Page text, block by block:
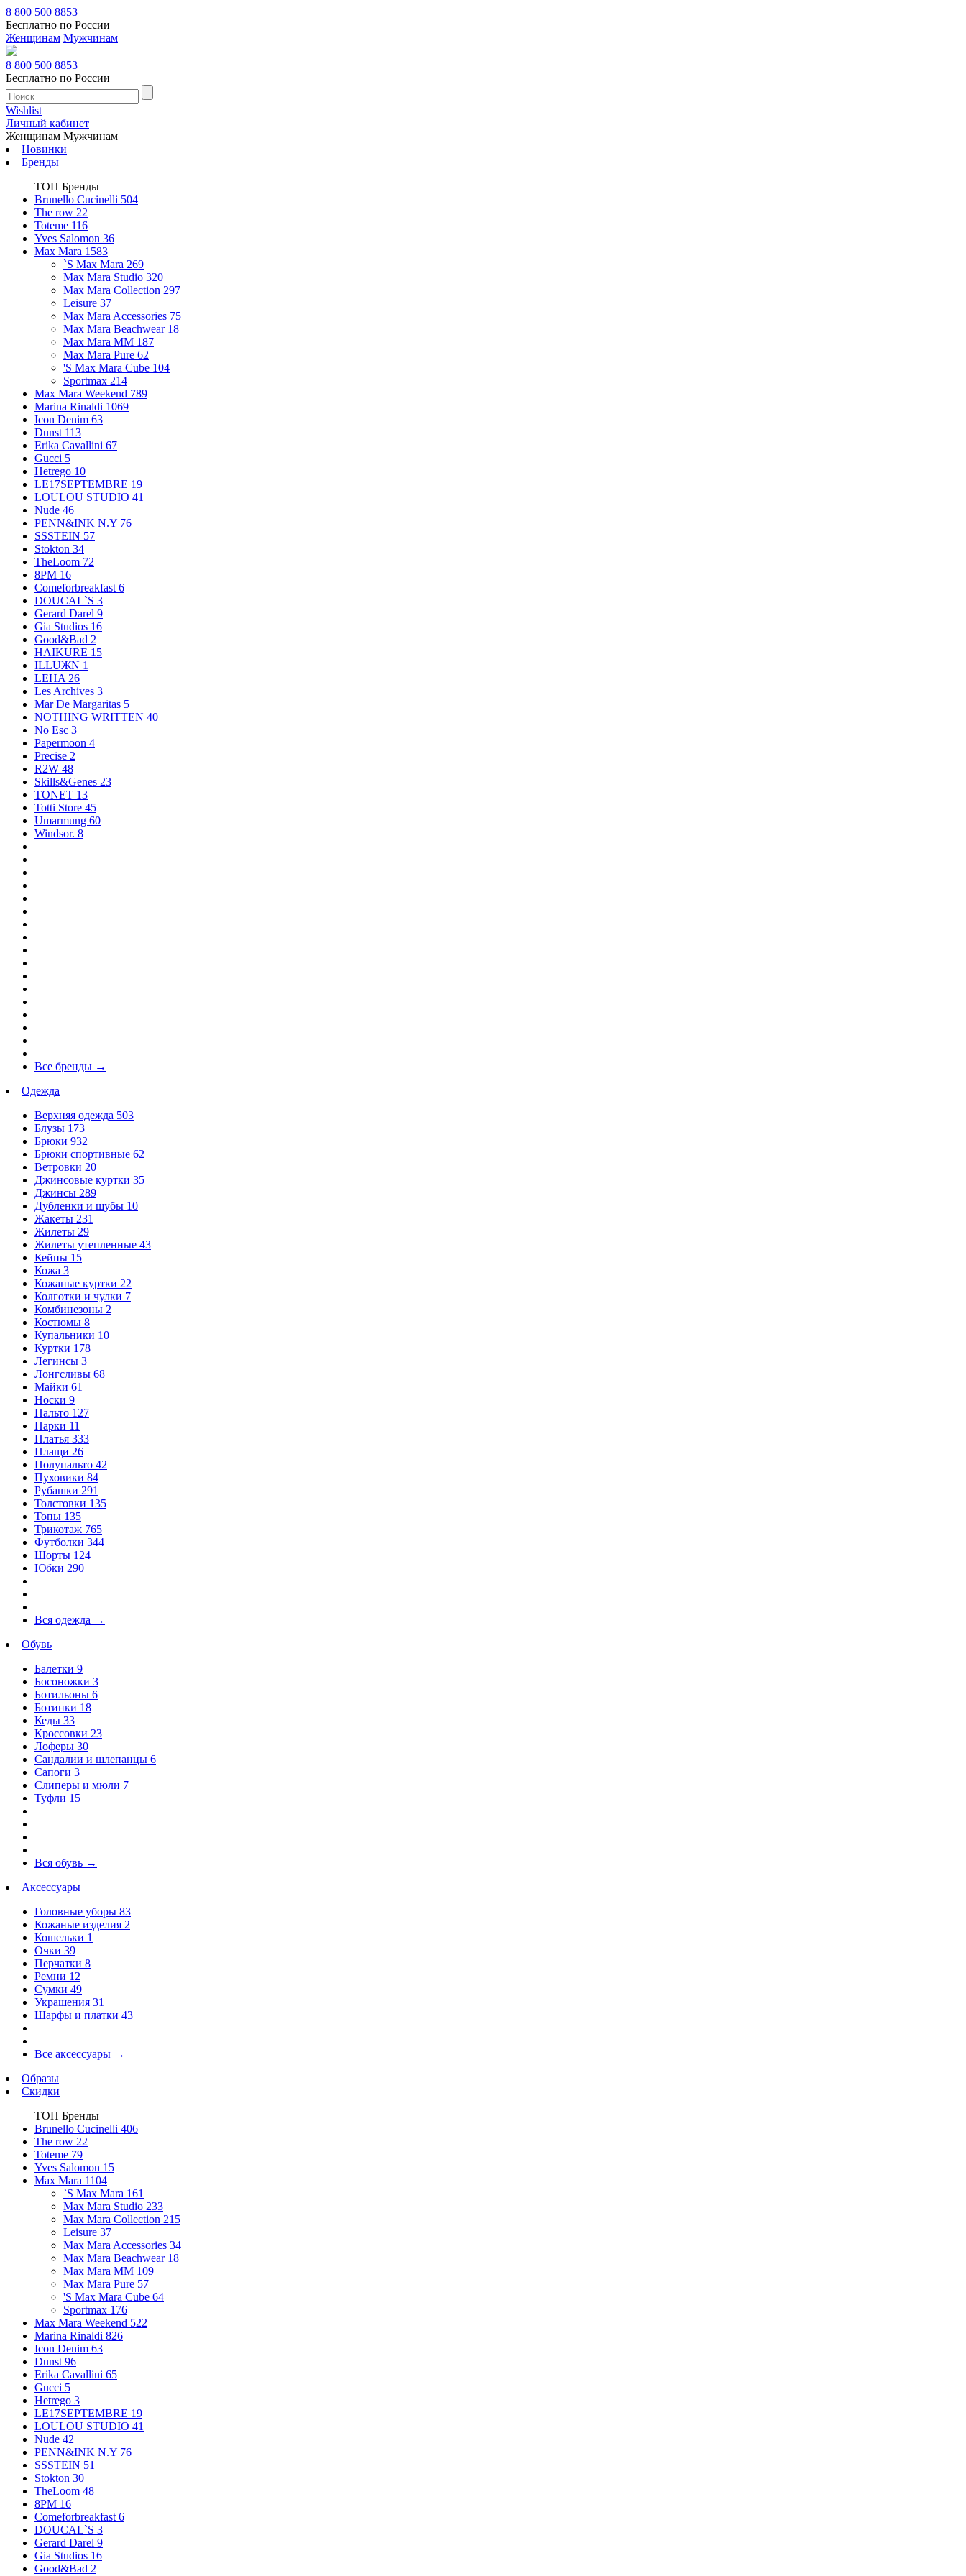
8 800 500 8853
Бесплатно по России
Женщинам Мужчинам
8 800 500 8853
Бесплатно по России
Wishlist
Личный кабинет
Женщинам Мужчинам
Новинки
Бренды
ТОП Бренды
Brunello Cucinelli 504
The row 22
Toteme 116
Yves Salomon 36
Max Mara 1583
`S Max Mara 269
Max Mara Studio 320
Max Mara Collection 297
Leisure 37
Max Mara Accessories 75
Max Mara Beachwear 18
Max Mara MM 187
Max Mara Pure 62
'S Max Mara Cube 104
Sportmax 214
Max Mara Weekend 789
Marina Rinaldi 1069
Icon Denim 63
Dunst 113
Erika Cavallini 67
Gucci 5
Hetrego 10
LE17SEPTEMBRE 19
LOULOU STUDIO 41
Nude 46
PENN&INK N.Y 76
SSSTEIN 57
Stokton 34
TheLoom 72
8PM 16
Comeforbreakfast 6
DOUCAL`S 3
Gerard Darel 9
Gia Studios 16
Good&Bad 2
HAIKURE 15
ILLUЖN 1
LEHA 26
Les Archives 3
Mar De Margaritas 5
NOTHING WRITTEN 40
No Esc 3
Papermoon 4
Precise 2
R2W 48
Skills&Genes 23
TONET 13
Totti Store 45
Umarmung 60
Windsor. 8
Все бренды →
Одежда
Верхняя одежда 503
Блузы 173
Брюки 932
Брюки спортивные 62
Ветровки 20
Джинсовые куртки 35
Джинсы 289
Дубленки и шубы 10
Жакеты 231
Жилеты 29
Жилеты утепленные 43
Кейпы 15
Кожа 3
Кожаные куртки 22
Колготки и чулки 7
Комбинезоны 2
Костюмы 8
Купальники 10
Куртки 178
Легинсы 3
Лонгсливы 68
Майки 61
Носки 9
Пальто 127
Парки 11
Платья 333
Плащи 26
Полупальто 42
Пуховики 84
Рубашки 291
Толстовки 135
Топы 135
Трикотаж 765
Футболки 344
Шорты 124
Юбки 290
Вся одежда →
Обувь
Балетки 9
Босоножки 3
Ботильоны 6
Ботинки 18
Кеды 33
Кроссовки 23
Лоферы 30
Сандалии и шлепанцы 6
Сапоги 3
Слиперы и мюли 7
Туфли 15
Вся обувь →
Аксессуары
Головные уборы 83
Кожаные изделия 2
Кошельки 1
Очки 39
Перчатки 8
Ремни 12
Сумки 49
Украшения 31
Шарфы и платки 43
Все аксессуары →
Образы
Скидки
ТОП Бренды
Brunello Cucinelli 406
The row 22
Toteme 79
Yves Salomon 15
Max Mara 1104
`S Max Mara 161
Max Mara Studio 233
Max Mara Collection 215
Leisure 37
Max Mara Accessories 34
Max Mara Beachwear 18
Max Mara MM 109
Max Mara Pure 57
'S Max Mara Cube 64
Sportmax 176
Max Mara Weekend 522
Marina Rinaldi 826
Icon Denim 63
Dunst 96
Erika Cavallini 65
Gucci 5
Hetrego 3
LE17SEPTEMBRE 19
LOULOU STUDIO 41
Nude 42
PENN&INK N.Y 76
SSSTEIN 51
Stokton 30
TheLoom 48
8PM 16
Comeforbreakfast 6
DOUCAL`S 3
Gerard Darel 9
Gia Studios 16
Good&Bad 2